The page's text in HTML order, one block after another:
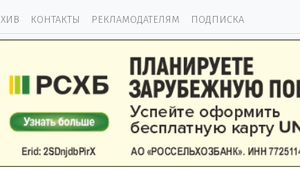
КОНТАКТЫ РЕКЛАМОДАТЕЛЯМ ПОДПИСКА